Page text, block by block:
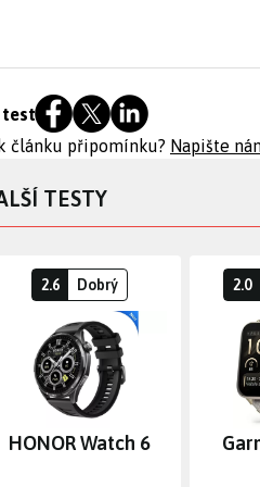
test
článku připomínku? Napište
TESTY
2.6 Dobrý
HONOR Watch 6
2.0